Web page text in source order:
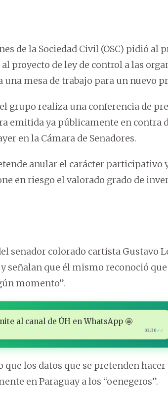
de la Sociedad Civil (OSC) pidió al
proyecto de ley de control a las
una mesa de trabajo para un nuevo
grupo realiza una conferencia de
emitida ya públicamente en contra
en la Cámara de Senadores.
anular el carácter participativo
en riesgo el valorado grado de
senador colorado cartista Gustavo
señalan que él mismo reconoció que
momento”.
al canal de ÚH en WhatsApp 🤩
02:30 ✓✓
los datos que se pretenden
en Paraguay a los “oenegeros”.